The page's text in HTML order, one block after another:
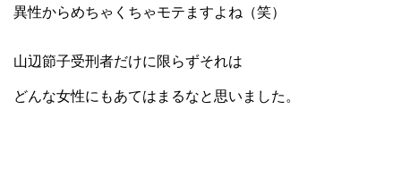
異性からめちゃくちゃモテますよね（笑）
山辺節子受刑者だけに限らずそれは
どんな女性にもあてはまるなと思いました。